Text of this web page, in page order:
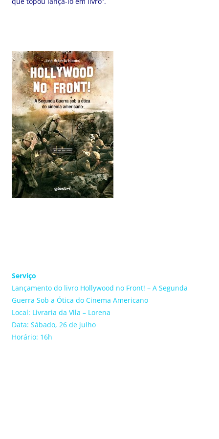
Serviço
Lançamento do livro Hollywood no Front! – A Segunda
Guerra Sob a Ótica do Cinema Americano
Local: Livraria da Vila – Lorena
Data: Sábado, 26 de julho
Horário: 16h